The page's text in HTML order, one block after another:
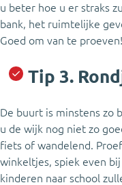
u beter hoe u er straks
bank, het ruimtelijke
Goed om van te proeven!
Tip 3.
De buurt is minstens zo
u de wijk nog niet zo
fiets of wandelend.
winkeltjes, spiek even
kinderen naar school